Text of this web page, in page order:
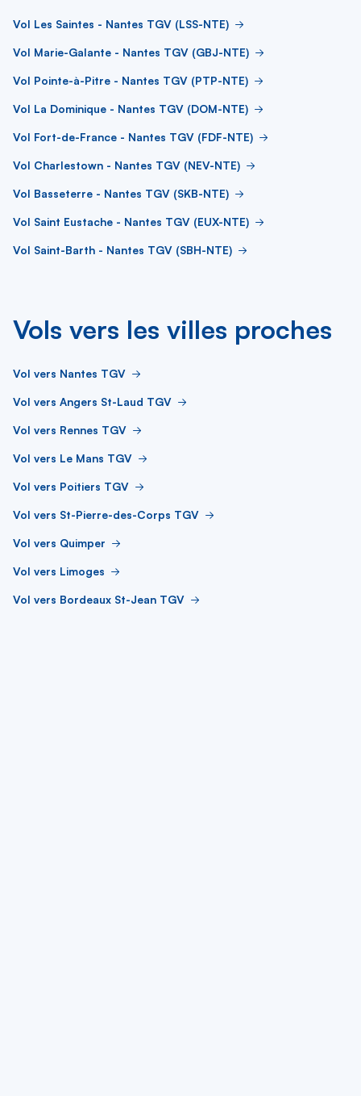
Vol Les Saintes - Nantes TGV (LSS-NTE)
Vol Marie-Galante - Nantes TGV (GBJ-NTE)
Vol Pointe-à-Pitre - Nantes TGV (PTP-NTE)
Vol La Dominique - Nantes TGV (DOM-NTE)
Vol Fort-de-France - Nantes TGV (FDF-NTE)
Vol Charlestown - Nantes TGV (NEV-NTE)
Vol Basseterre - Nantes TGV (SKB-NTE)
Vol Saint Eustache - Nantes TGV (EUX-NTE)
Vol Saint-Barth - Nantes TGV (SBH-NTE)
Vols vers les villes proches
Vol vers Nantes TGV
Vol vers Angers St-Laud TGV
Vol vers Rennes TGV
Vol vers Le Mans TGV
Vol vers Poitiers TGV
Vol vers St-Pierre-des-Corps TGV
Vol vers Quimper
Vol vers Limoges
Vol vers Bordeaux St-Jean TGV